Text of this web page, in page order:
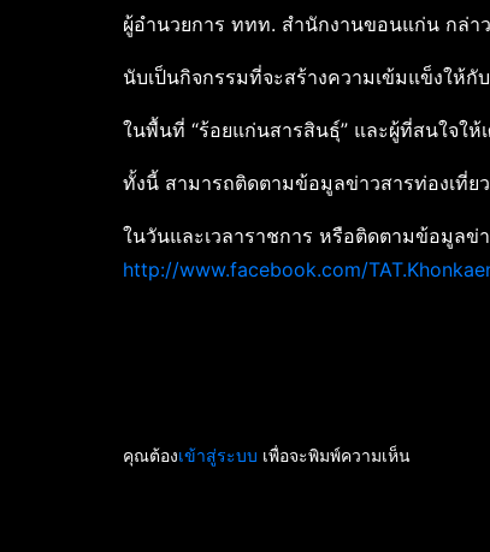
ผู้อำนวยการ ททท. สำนักงานขอนแก่น กล่า
นับเป็นกิจกรรมที่จะสร้างความเข้มแข็งให้
ในพื้นที่ “ร้อยแก่นสารสินธุ์” และผู้ที่สนใจให้
ทั้งนี้ สามารถติดตามข้อมูลข่าวสารท่องเที่
ในวันและเวลาราชการ หรือติดตามข้อมูลข่
http://www.facebook.com/
คุณต้องเข้าสู่ระบบ เพื่อจะพิมพ์ความเห็น